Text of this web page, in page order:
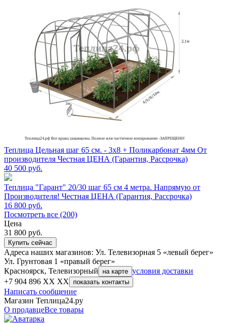
Теплица Цельная шаг 65 см. - 3х8 + Поликарбонат 4мм От
производителя Честная ЦЕНА (Гарантия, Рассрочка)
40 500 руб.
Теплица "Гарант" 20/30 шаг 65 см 4 метра. Напрямую от
Производителя! Честная ЦЕНА (Гарантия, Рассрочка)
16 800 руб.
Посмотреть все (200)
Цена
31 800 руб.
Купить сейчас
Адреса наших магазинов: Ул. Телевизорная 5 «левый берег»
Ул. Грунтовая 1 «правый берег»
Красноярск, Телевизорный
на карте условия доставки
+7 904 896 XX XX
показать контакты
Написать сообщение
Магазин Теплица24.ру
О продавцеВсе товары